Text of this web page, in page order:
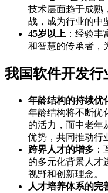
技术层面趋于成熟
战，成为行业的中
45岁以上 ：经验
和智慧的传承者，
我国软件开发行
年龄结构的持续优
年龄结构将不断优
的活力，而中老年
优势，共同推动行
跨界人才的增多
的多元化背景人才
视野和创新理念。
人才培养体系的完